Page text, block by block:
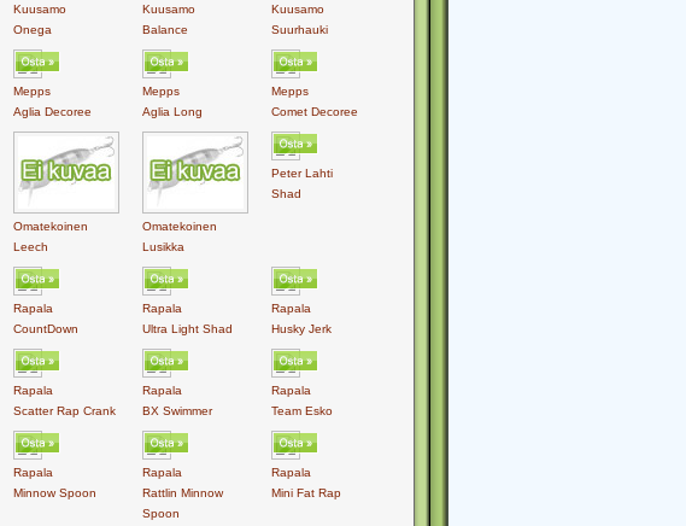
Kuusamo
Onega
Kuusamo
Balance
Kuusamo
Suurhauki
Mepps
Aglia Decoree
Mepps
Aglia Long
Mepps
Comet Decoree
Omatekoinen
Leech
Omatekoinen
Lusikka
Peter Lahti
Shad
Rapala
CountDown
Rapala
Ultra Light Shad
Rapala
Husky Jerk
Rapala
Scatter Rap Crank
Rapala
BX Swimmer
Rapala
Team Esko
Rapala
Minnow Spoon
Rapala
Rattlin Minnow
Spoon
Rapala
Mini Fat Rap